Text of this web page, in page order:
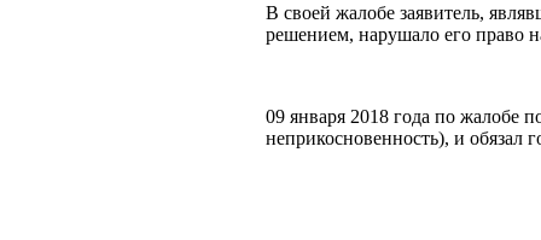
В своей жалобе заявитель,
решением, нарушало его право
09 января 2018 года по жалобе
неприкосновенность), и обязал